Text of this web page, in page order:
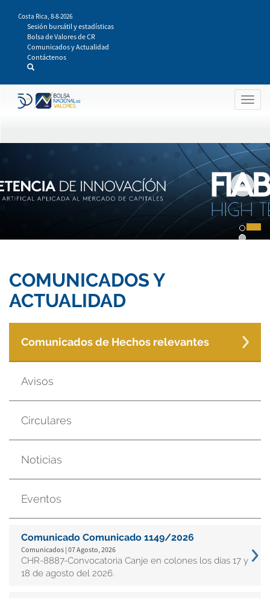
contenido
principal
Costa Rica, 8-8-2026
Sesión bursátil y estadísticas
Bolsa de Valores de CR
Comunicados y Actualidad
Contáctenos
COMUNICADOS Y
ACTUALIDAD
Comunicados de Hechos relevantes
Avisos
Circulares
Noticias
Eventos
Comunicado Comunicado 1149/2026
Comunicados | 07 Agosto, 2026
CHR-8887-Convocatoria Canje en colones los días 17 y
18 de agosto del 2026.